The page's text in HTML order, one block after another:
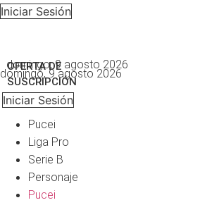
Iniciar Sesión
domingo, 9 agosto 2026
domingo, 9 agosto 2026
OFERTA DE
SUSCRIPCIÓN
Iniciar Sesión
Pucei
Liga Pro
Serie B
Personaje
Pucei